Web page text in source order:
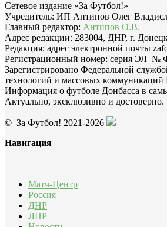
Сетевое издание «За Футбол!»
Учредитель: ИП Антипов Олег
Главный редактор: Антипов О.В.
Адрес редакции: 283004, ДНР, г.
Редакция: адрес электронной почты
Регистрационный номер: серия ЭЛ №
Зарегистрировано Федеральной
технологий и массовых коммуникаций
Информация о футболе Донбасса в
Актуально, эксклюзивно и достоверно.
© За Футбол! 2021-2026
Навигация
Матч-Центр
Россия
ДНР
ЛНР